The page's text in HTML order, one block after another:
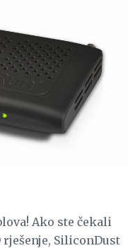
Ako ste čekali
rješenje, SiliconDust